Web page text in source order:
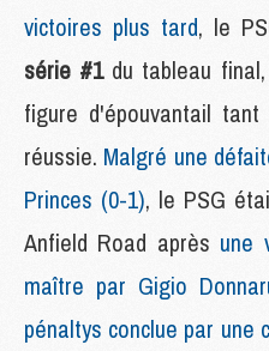
victoires plus tard, le
série #1du tableau final,
figure d'épouvantail
réussie. Malgré une
Princes (0-1), le PSG
Anfield Road après une
maître par Gigio
pénaltys conclue par